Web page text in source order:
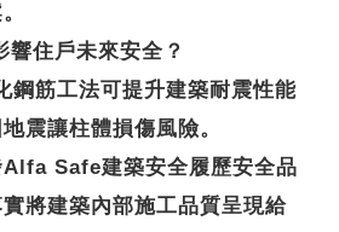
響住戶未來安全？
筋工法可提升建築耐震性能
震讓柱體損傷風險。
Safe建築安全履歷安全品
將建築內部施工品質呈現給